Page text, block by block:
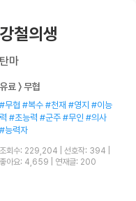
강철의생
탄마
유료 〉 무협
#무협 #복수 #천재 #영지 #이능
력 #초능력 #군주 #무인 #의사
#능력자
조회수: 229,204 선호작: 394
좋아요: 4,659
연재글: 200